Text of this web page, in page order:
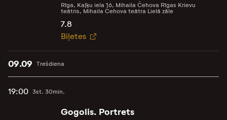
Rīga, Kaļķu iela 16, Mihaila Čehova Rīgas Krievu
teātris, Mihaila Čehova teātra Lielā zāle
7.8
Biļetes
Trešdiena
09.09
19:00 3st. 30min.
Gogolis. Portrets